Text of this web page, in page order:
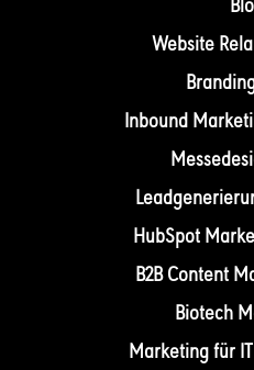
Website
Inbound
HubSpot
B2B Content
Biotech
Marketing für